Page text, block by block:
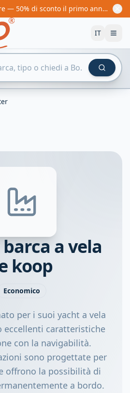
Nuovo: Profilo Fornitore — 50% di sconto il primo anno! Da 60€/anno
IT
a vela
koop
Economico
per i suoi yacht a vela
eccellenti caratteristiche
con la navigabilità.
sono progettate per
offrono la possibilità di
a bordo.